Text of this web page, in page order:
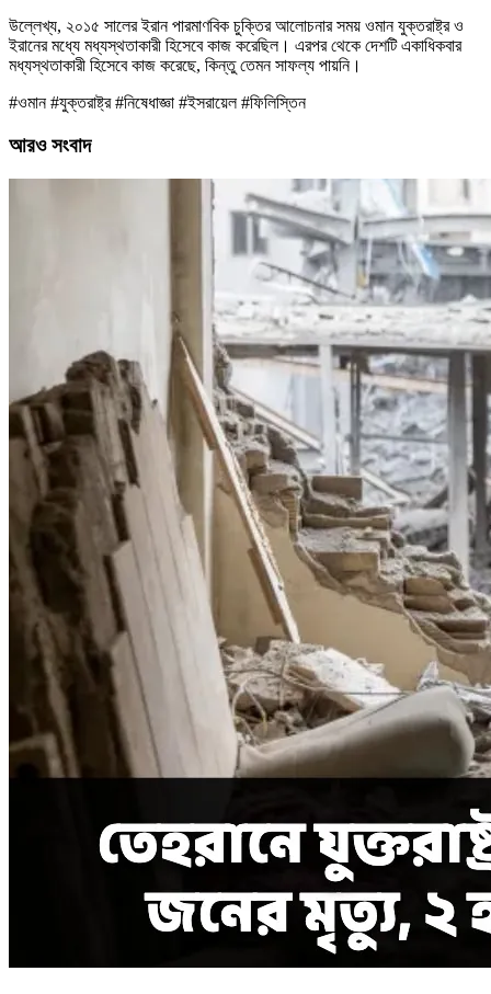
উল্লেখ্য, ২০১৫ সালের ইরান পারমাণবিক চুক্তির আলোচনার সময় ওমান যুক্তরাষ্ট্র ও
ইরানের মধ্যে মধ্যস্থতাকারী হিসেবে কাজ করেছিল। এরপর থেকে দেশটি একাধিকবার
মধ্যস্থতাকারী হিসেবে কাজ করেছে, কিন্তু তেমন সাফল্য পায়নি।
#ওমান #যুক্তরাষ্ট্র #নিষেধাজ্ঞা #ইসরায়েল #ফিলিস্তিন
আরও সংবাদ